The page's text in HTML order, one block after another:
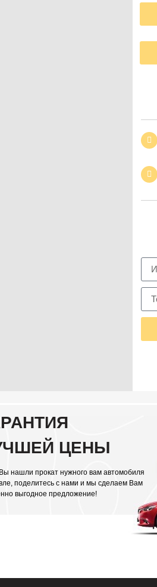
ЦЕНЫ
нашли прокат нужного вам автомобиля
поделитесь с нами и мы сделаем Вам
выгодное предложение!